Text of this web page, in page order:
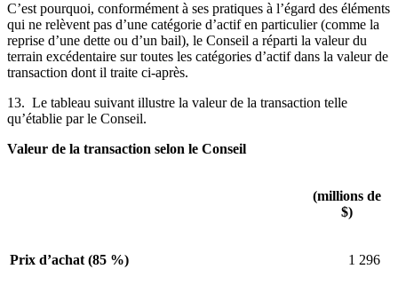
C’est pourquoi, conformément à ses pratiques à l’égard des éléments
qui ne relèvent pas d’une catégorie d’actif en particulier (comme la
reprise d’une dette ou d’un bail), le Conseil a réparti la valeur du
terrain excédentaire sur toutes les catégories d’actif dans la valeur de
transaction dont il traite ci-après.
13. Le tableau suivant illustre la valeur de la transaction telle
qu’établie par le Conseil.
Valeur de la transaction selon le Conseil
(millions de
$)
Prix d’achat (85 %) 1 296